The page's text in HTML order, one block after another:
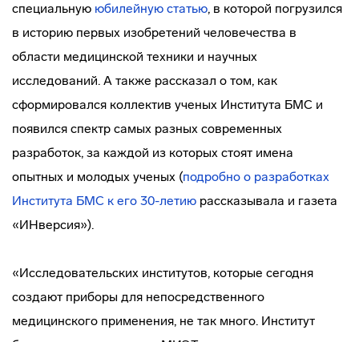
специальную юбилейную статью, в которой погрузился
в историю первых изобретений человечества в
области медицинской техники и научных
исследований. А также рассказал о том, как
сформировался коллектив ученых Института БМС и
появился спектр самых разных современных
разработок, за каждой из которых стоят имена
опытных и молодых ученых (подробно о разработках
Института БМС к его 30-летию рассказывала и газета
«ИНверсия»).
«Исследовательских институтов, которые сегодня
создают приборы для непосредственного
медицинского применения, не так много. Институт